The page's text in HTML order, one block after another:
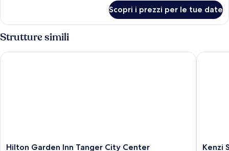
Twin
Double
Twin
Scopri i prezzi per le tue date
Strutture simili
Hilton
Hilton Garden Inn Tanger City Center
Hilton Garden Inn Tanger City Center
Kenzi
Kenzi
Kenzi